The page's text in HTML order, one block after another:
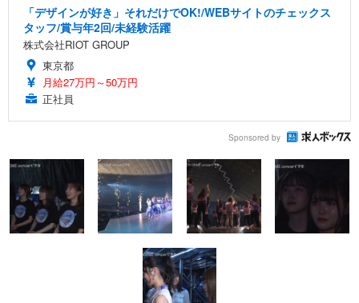
「デザインが好き」それだけでOK!/WEBサイトのチェックス
タッフ/賞与年2回/未経験活躍
株式会社RIOT GROUP
東京都
月給27万円～50万円
正社員
Sponsored by